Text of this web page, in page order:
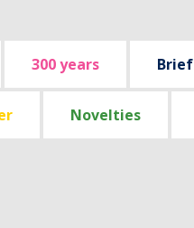
300 years Brief
Novelties